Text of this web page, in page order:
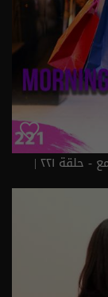
الحكم على المظهر أكثر من الجوهر في المجتمع - حلقة ٢٢١ |